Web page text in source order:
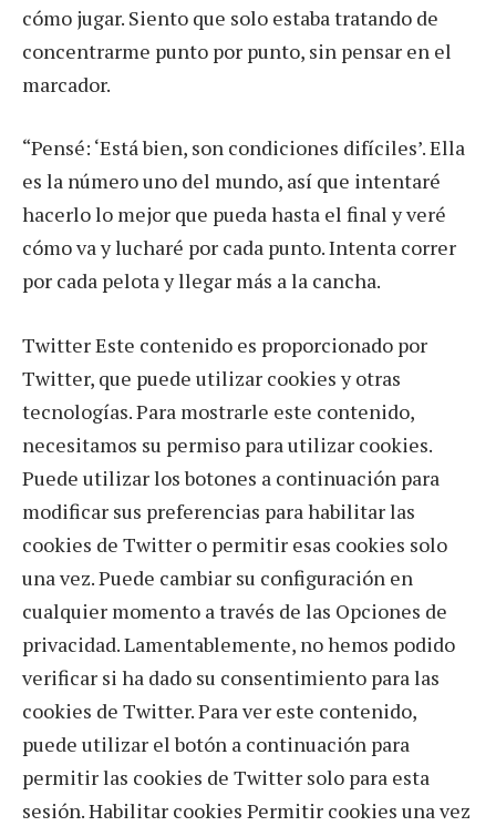
cómo jugar. Siento que solo estaba tratando de
concentrarme punto por punto, sin pensar en el
marcador.
“Pensé: ‘Está bien, son condiciones difíciles’. Ella
es la número uno del mundo, así que intentaré
hacerlo lo mejor que pueda hasta el final y veré
cómo va y lucharé por cada punto. Intenta correr
por cada pelota y llegar más a la cancha.
Twitter Este contenido es proporcionado por
Twitter, que puede utilizar cookies y otras
tecnologías. Para mostrarle este contenido,
necesitamos su permiso para utilizar cookies.
Puede utilizar los botones a continuación para
modificar sus preferencias para habilitar las
cookies de Twitter o permitir esas cookies solo
una vez. Puede cambiar su configuración en
cualquier momento a través de las Opciones de
privacidad. Lamentablemente, no hemos podido
verificar si ha dado su consentimiento para las
cookies de Twitter. Para ver este contenido,
puede utilizar el botón a continuación para
permitir las cookies de Twitter solo para esta
sesión. Habilitar cookies Permitir cookies una vez